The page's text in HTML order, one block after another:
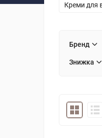
Креми для
Бренд
Знижка